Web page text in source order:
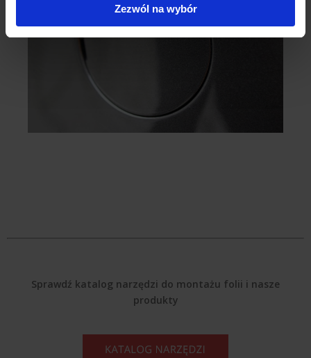
Zezwól na wybór
Sprawdź katalog narzędzi do montażu folii i nasze
produkty